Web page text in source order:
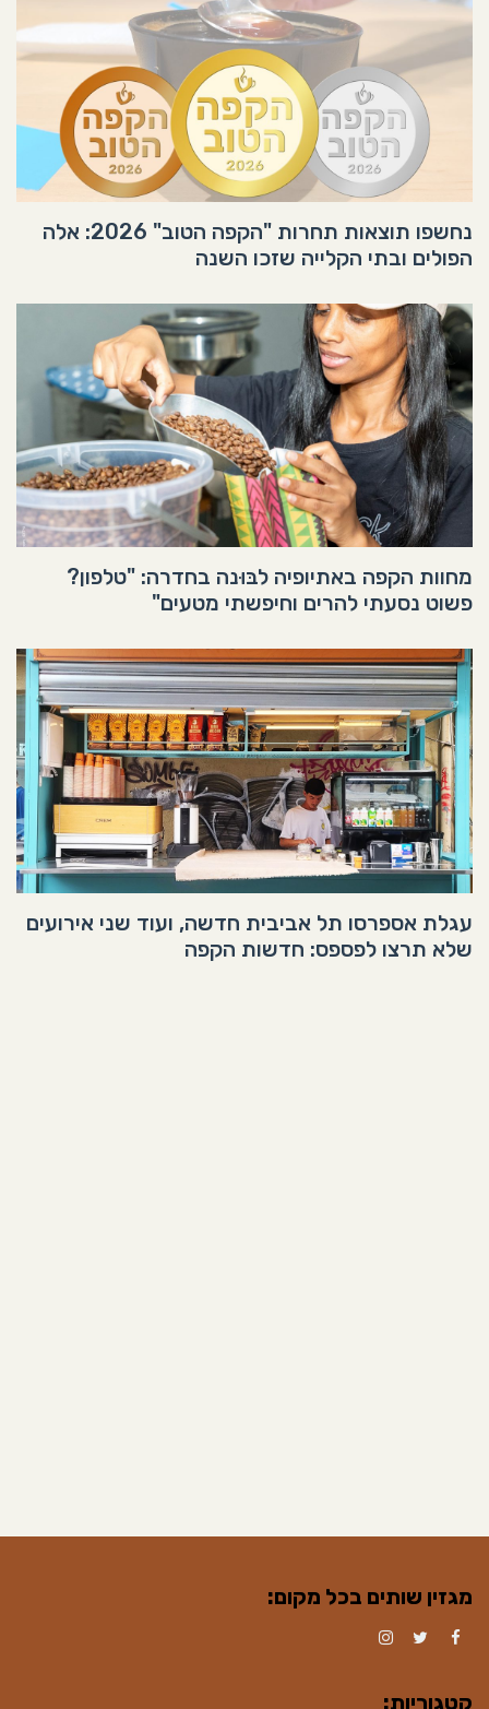
נחשפו תוצאות תחרות "הקפה הטוב" 2026: אלה
הפולים ובתי הקלייה שזכו השנה
מחוות הקפה באתיופיה לבּוּנה בחדרה: "טלפון?
פשוט נסעתי להרים וחיפשתי מטעים"
עגלת אספרסו תל אביבית חדשה, ועוד שני אירועים
שלא תרצו לפספס: חדשות הקפה
מגזין שותים בכל מקום:
קטגוריות: